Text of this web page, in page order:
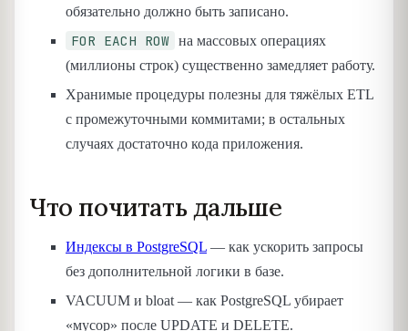
обязательно должно быть записано.
FOR EACH ROW на массовых операциях
(миллионы строк) существенно замедляет работу.
Хранимые процедуры полезны для тяжёлых ETL
с промежуточными коммитами; в остальных
случаях достаточно кода приложения.
Что почитать дальше
Индексы в PostgreSQL — как ускорить запросы
без дополнительной логики в базе.
VACUUM и bloat — как PostgreSQL убирает
«мусор» после UPDATE и DELETE.